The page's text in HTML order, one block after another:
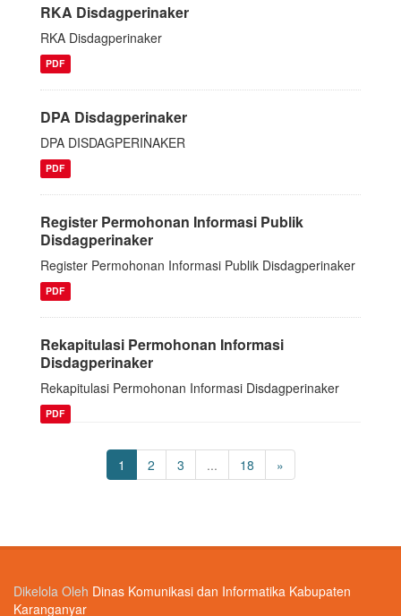
RKA Disdagperinaker
RKA Disdagperinaker
PDF
DPA Disdagperinaker
DPA DISDAGPERINAKER
PDF
Register Permohonan Informasi Publik
Disdagperinaker
Register Permohonan Informasi Publik Disdagperinaker
PDF
Rekapitulasi Permohonan Informasi
Disdagperinaker
Rekapitulasi Permohonan Informasi Disdagperinaker
PDF
1 2 3 ... 18 »
Dikelola Oleh Dinas Komunikasi dan Informatika Kabupaten
Karanganyar